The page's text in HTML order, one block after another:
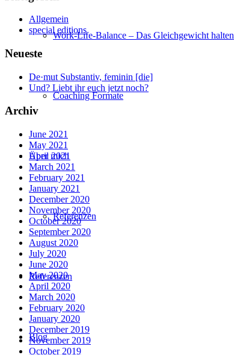
Work-Life-Balance – Das Gleichgewicht halten
Coaching Formate
Über mich
Referenzen
Referenzen
Blog
Allgemein
special editions
Neueste
De·mut Substantiv, feminin [die]
Und? Liebt ihr euch jetzt noch?
Archiv
June 2021
May 2021
April 2021
March 2021
February 2021
January 2021
December 2020
November 2020
October 2020
September 2020
August 2020
July 2020
June 2020
May 2020
April 2020
March 2020
February 2020
January 2020
December 2019
November 2019
October 2019